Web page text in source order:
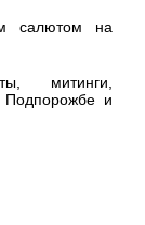
салютом на
митинги,
Подпорожбе и